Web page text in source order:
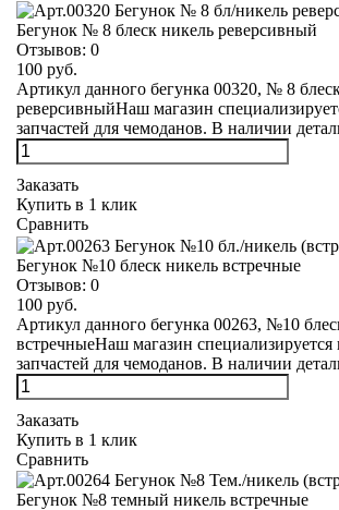
Бегунок № 8 блеск никель реверсивный
Отзывов: 0
100 руб.
Артикул данного бегунка 00320, № 8
реверсивныйНаш магазин
запчастей для чемоданов. В наличии
Заказать
Купить в 1 клик
Сравнить
Бегунок №10 блеск никель встречные
Отзывов: 0
100 руб.
Артикул данного бегунка 00263, №10
встречныеНаш магазин специализируется
запчастей для чемоданов. В наличии
Заказать
Купить в 1 клик
Сравнить
Бегунок №8 темный никель встречные